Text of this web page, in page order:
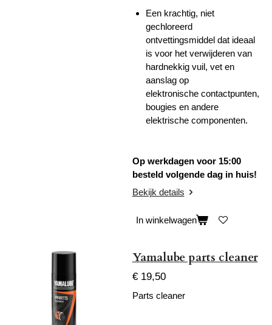
Een krachtig, niet
gechloreerd
ontvettingsmiddel dat ideaal
is voor het verwijderen van
hardnekkig vuil, vet en
aanslag op
elektronische contactpunten,
bougies en andere
elektrische componenten.
Op werkdagen voor 15:00
besteld volgende dag in huis!
Bekijk details
In winkelwagen
Yamalube parts cleaner
€ 19,50
Parts cleaner